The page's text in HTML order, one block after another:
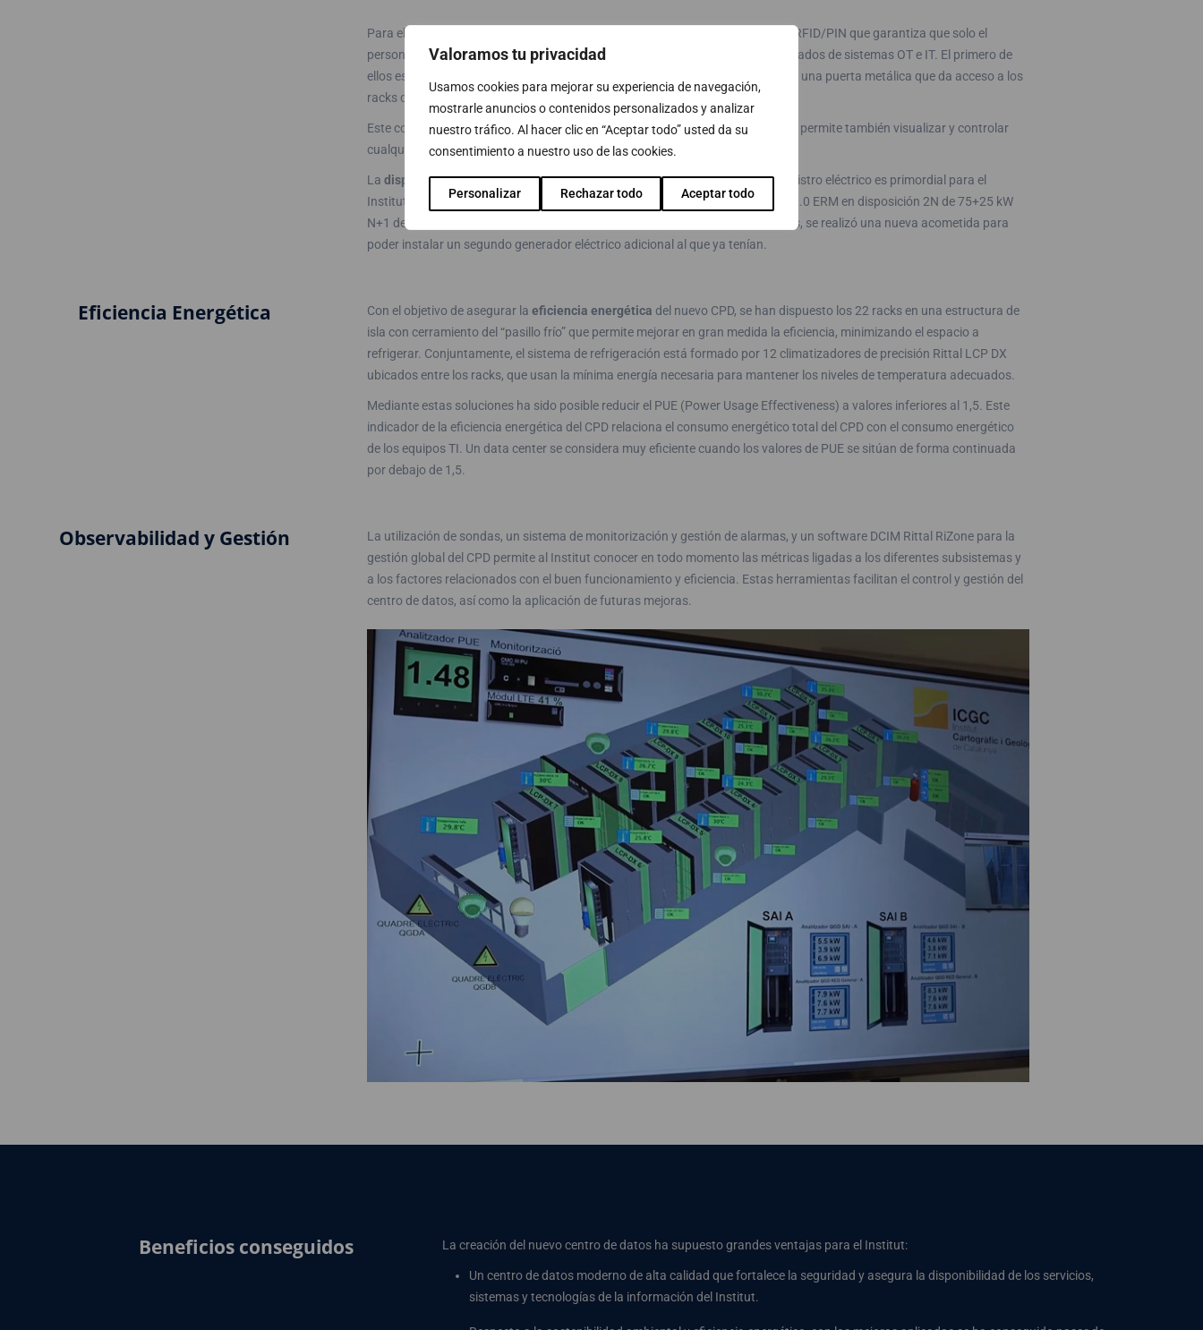
Valoramos tu privacidad
Usamos cookies para mejorar su experiencia de navegación,
mostrarle anuncios o contenidos personalizados y analizar
nuestro tráfico. Al hacer clic en “Aceptar todo” usted da su
consentimiento a nuestro uso de las cookies.
Personalizar Rechazar todo Aceptar todo
Para el
al CPD se dispuso un sistema doble de control dual RFID/PIN que garantiza que solo el
personal adecuado pueda acceder al interior del CPD y a los espacios diferenciados de sistemas OT e IT. El primero de
ellos está situado en el exterior del CPD y el segundo se encuentra instalado en una puerta metálica que da acceso a los
racks de TI y comunicaciones.
Este control de acceso se apoya en una solución de video control IP Domo que permite también visualizar y controlar
cualquier posible incidencia dentro del CPD.
La disponibilidad y continuidad del servicioen caso de incidencia en el suministro eléctrico es primordial para el
Institut, es por ello por lo que el CPD cuenta con 2 SAIs Socomec Modulys GP 2.0 ERM en disposición 2N de 75+25 kW
N+1 de 100 kW con tecnología modular y de alta eficiencia energética. Además, se realizó una nueva acometida para
poder instalar un segundo generador eléctrico adicional al que ya tenían.
Eficiencia Energética Con el objetivo de asegurar la eficiencia energética del nuevo CPD, se han dispuesto los 22 racks en una estructura de
isla con cerramiento del “pasillo frío” que permite mejorar en gran medida la eficiencia, minimizando el espacio a
refrigerar. Conjuntamente, el sistema de refrigeración está formado por 12 climatizadores de precisión Rittal LCP DX
ubicados entre los racks, que usan la mínima energía necesaria para mantener los niveles de temperatura adecuados.
Mediante estas soluciones ha sido posible reducir el PUE (Power Usage Effectiveness) a valores inferiores al 1,5. Este
indicador de la eficiencia energética del CPD relaciona el consumo energético total del CPD con el consumo energético
de los equipos TI. Un data center se considera muy eficiente cuando los valores de PUE se sitúan de forma continuada
por debajo de 1,5.
Observabilidad y Gestión
La utilización de sondas, un sistema de monitorización y gestión de alarmas, y un software DCIM Rittal RiZone para la
gestión global del CPD permite al Institut conocer en todo momento las métricas ligadas a los diferentes subsistemas y
a los factores relacionados con el buen funcionamiento y eficiencia. Estas herramientas facilitan el control y gestión del
centro de datos, así como la aplicación de futuras mejoras.
Beneficios conseguidos La creación del nuevo centro de datos ha supuesto grandes ventajas para el Institut:
Un centro de datos moderno de alta calidad que fortalece la seguridad y asegura la disponibilidad de los servicios,
sistemas y tecnologías de la información del Institut.